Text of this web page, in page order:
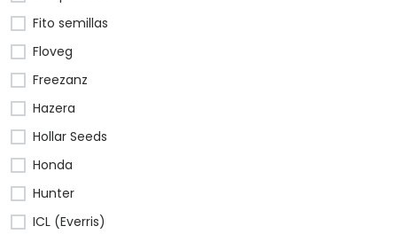
Fito semillas
Floveg
Freezanz
Hazera
Hollar Seeds
Honda
Hunter
ICL (Everris)